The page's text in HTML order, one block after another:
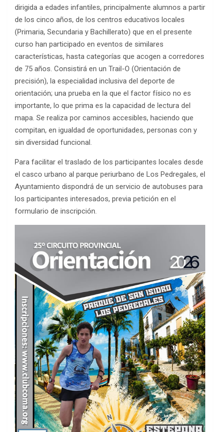
dirigida a edades infantiles, principalmente alumnos a partir
de los cinco años, de los centros educativos locales
(Primaria, Secundaria y Bachillerato) que en el presente
curso han participado en eventos de similares
características, hasta categorías que acogen a corredores
de 75 años. Consistirá en un Trail-O (Orientación de
precisión), la especialidad inclusiva del deporte de
orientación; una prueba en la que el factor físico no es
importante, lo que prima es la capacidad de lectura del
mapa. Se realiza por caminos accesibles, haciendo que
compitan, en igualdad de oportunidades, personas con y
sin diversidad funcional.
Para facilitar el traslado de los participantes locales desde
el casco urbano al parque periurbano de Los Pedregales, el
Ayuntamiento dispondrá de un servicio de autobuses para
los participantes interesados, previa petición en el
formulario de inscripción.